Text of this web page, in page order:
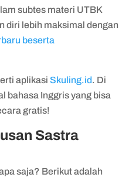
subtes materi UTBK
diri lebih maksimal dengan
beserta
aplikasiSkuling.id. Di
bahasa Inggris yang bisa
gratis!
Sastra
saja? Berikut adalah